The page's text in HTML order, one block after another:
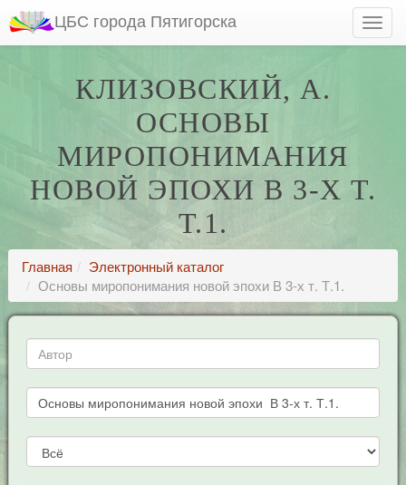
ЦБС города Пятигорска
КЛИЗОВСКИЙ, А.
ОСНОВЫ
МИРОПОНИМАНИЯ
НОВОЙ ЭПОХИ В 3-Х Т.
Т.1.
Главная
Электронный каталог
Основы миропонимания новой эпохи В 3-х т. Т.1.